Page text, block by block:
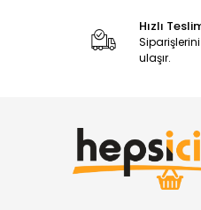
Hızlı
ulaşır.